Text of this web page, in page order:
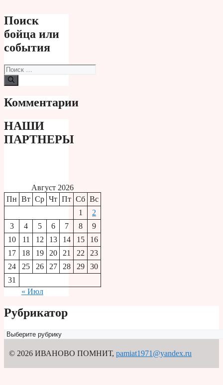
Поиск
бойца или
события
Поиск:
Комментарии
НАШИ
ПАРТНЕРЫ
Август 2026
Пн Вт Ср Чт Пт Сб Вс
1
2
3
4 5 6 7 8
9
10
11 12 13 14 15
16
17
18 19 20 21 22
23
24
25 26 27 28 29
30
31
« Июл
Рубрикатор
Рубрикатор
© 2026 ИВАНОВО ПОМНИТ, pamiat1971@yandex.ru